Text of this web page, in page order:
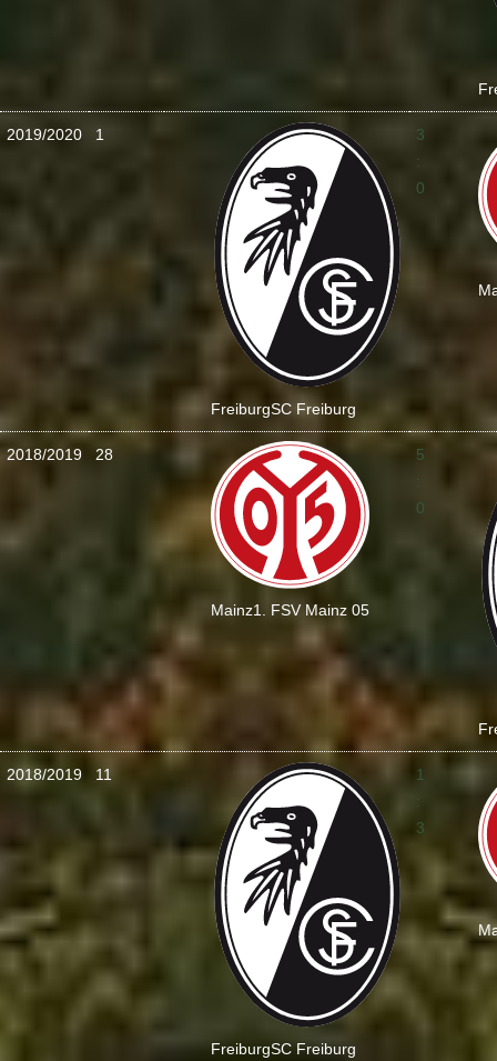
2019/2020 1
FreiburgSC Freiburg
3
:
0
2018/2019 28
Mainz1. FSV Mainz 05
5
:
0
2018/2019 11
FreiburgSC Freiburg
1
:
3